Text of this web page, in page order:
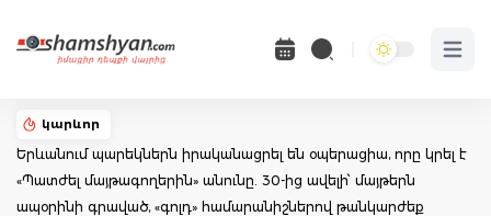
Open
կարևոր
Երևանում պարեկներն իրականացրել են օպերացիա, որը կրել է
«Պատժել մայթագողերին» անունը. 30-ից ավելի՝ մայթերն
ապօրինի գրաված, «գոլդ» համարանիշներով թանկարժեք